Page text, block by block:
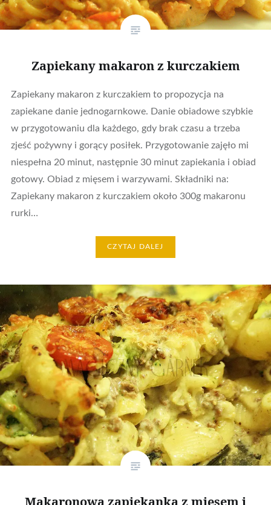
Zapiekany makaron z kurczakiem
Zapiekany makaron z kurczakiem to propozycja na
zapiekane danie jednogarnkowe. Danie obiadowe szybkie
w przygotowaniu dla każdego, gdy brak czasu a trzeba
zjeść pożywny i gorący posiłek. Przygotowanie zajęło mi
niespełna 20 minut, następnie 30 minut zapiekania i obiad
gotowy. Obiad z mięsem i warzywami. Składniki na:
Zapiekany makaron z kurczakiem około 300g makaronu
rurki…
CZYTAJ DALEJ
Makaronowa zapiekanka z mięsem i